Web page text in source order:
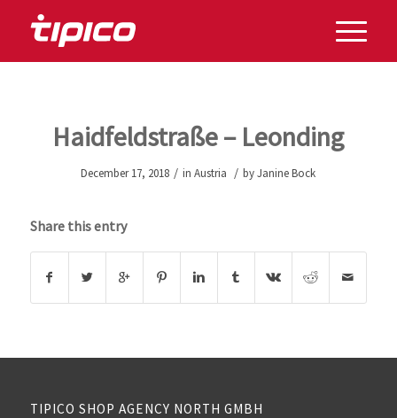
Haidfeldstraße – Leonding
December 17, 2018 / inAustria / byJanine Bock
Share this entry
TIPICO SHOP AGENCY NORTH GMBH